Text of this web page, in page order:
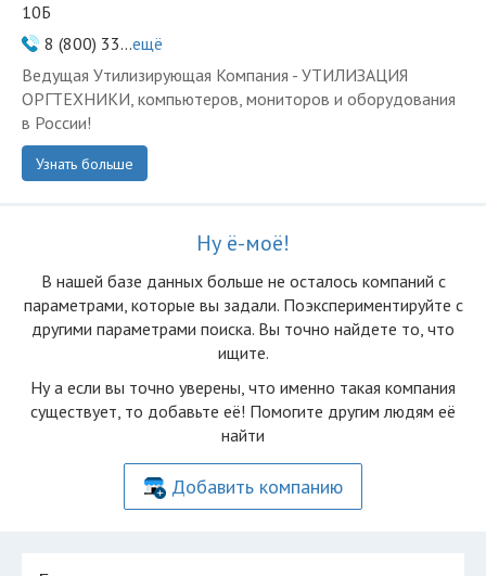
10Б
8 (800) 33...ещё
Ведущая Утилизирующая Компания - УТИЛИЗАЦИЯ
ОРГТЕХНИКИ, компьютеров, мониторов и оборудования
в России!
Узнать больше
Ну ё-моё!
В нашей базе данных больше не осталоcь компаний с
параметрами, которые вы задали. Поэкспериментируйте с
другими параметрами поиска. Вы точно найдете то, что
ищите.
Ну а если вы точно уверены, что именно такая компания
существует, то добавьте её! Помогите другим людям её
найти
Добавить компанию